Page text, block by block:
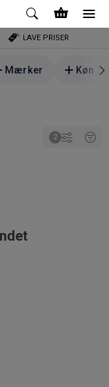
LAVE PRISER
Mærker Køn